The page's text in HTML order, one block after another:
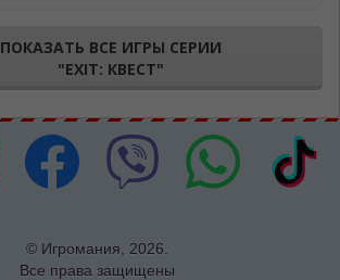
ПОКАЗАТЬ ВСЕ ИГРЫ СЕРИИ
"EXIT: КВЕСТ"
© Игромания, 2026.
Все права защищены